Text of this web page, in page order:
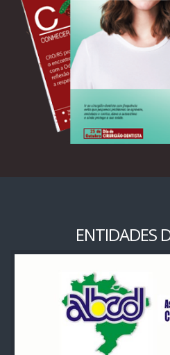
ENTIDADES